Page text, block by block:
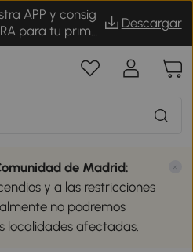
APP y consig
para tu prime
Descargar
de Madrid:
y a las restricciones
no podremos
localidades afectadas.